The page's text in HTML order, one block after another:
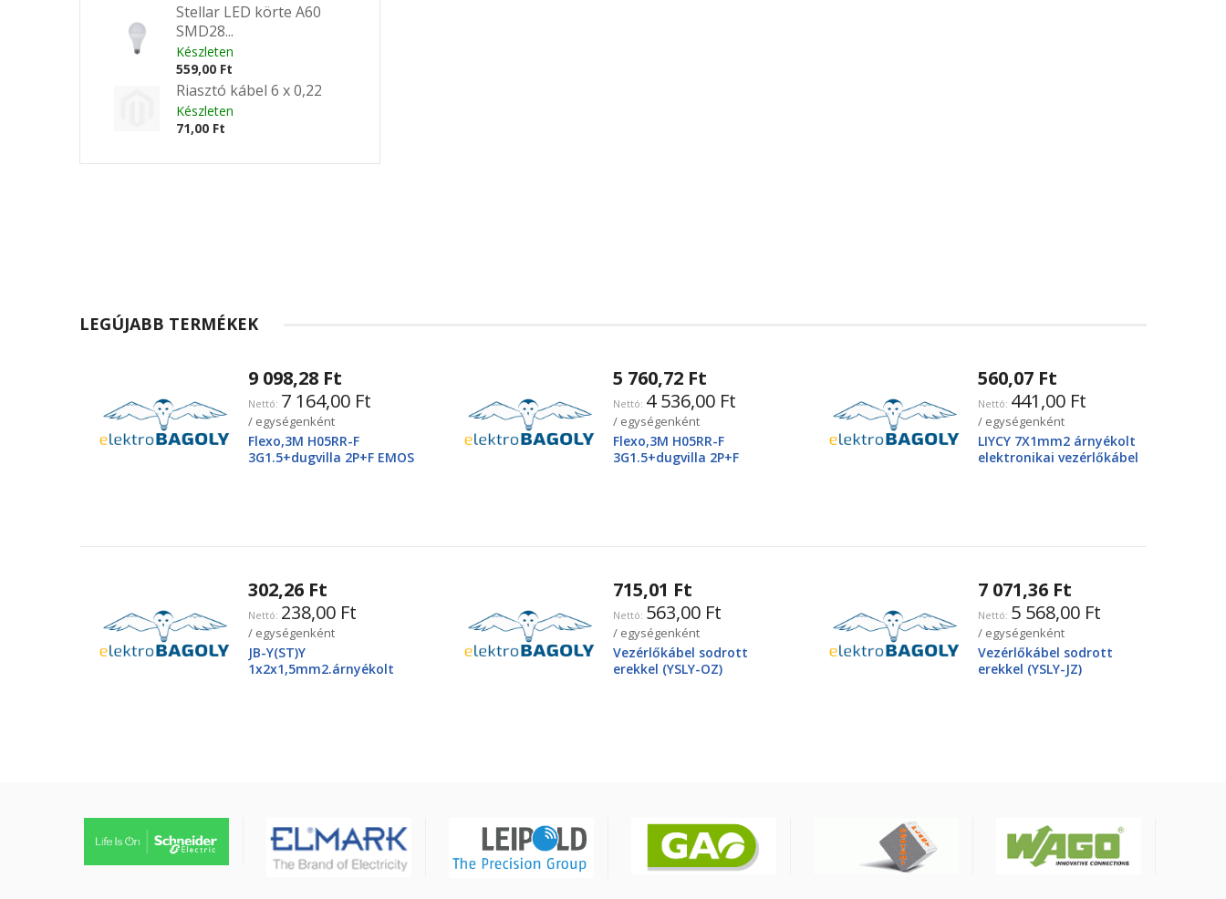
Stellar LED körte A60
SMD28...
Készleten
559,00 Ft
Riasztó kábel 6 x 0,22
Készleten
71,00 Ft
LEGÚJABB TERMÉKEK
9 098,28 Ft
7 164,00 Ft
/ egységenként
Flexo,3M H05RR-F
3G1.5+dugvilla 2P+F EMOS
5 760,72 Ft
4 536,00 Ft
/ egységenként
Flexo,3M H05RR-F
3G1.5+dugvilla 2P+F
560,07 Ft
441,00 Ft
/ egységenként
LIYCY 7X1mm2 árnyékolt
elektronikai vezérlőkábel
302,26 Ft
238,00 Ft
/ egységenként
JB-Y(ST)Y
1x2x1,5mm2.árnyékolt
715,01 Ft
563,00 Ft
/ egységenként
Vezérlőkábel sodrott
erekkel (YSLY-OZ)
7 071,36 Ft
5 568,00 Ft
/ egységenként
Vezérlőkábel sodrott
erekkel (YSLY-JZ)